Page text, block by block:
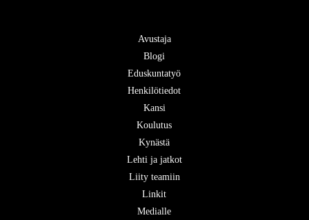
Avustaja
Blogi
Eduskuntatyö
Henkilötiedot
Kansi
Koulutus
Kynästä
Lehti ja jatkot
Liity teamiin
Linkit
Medialle